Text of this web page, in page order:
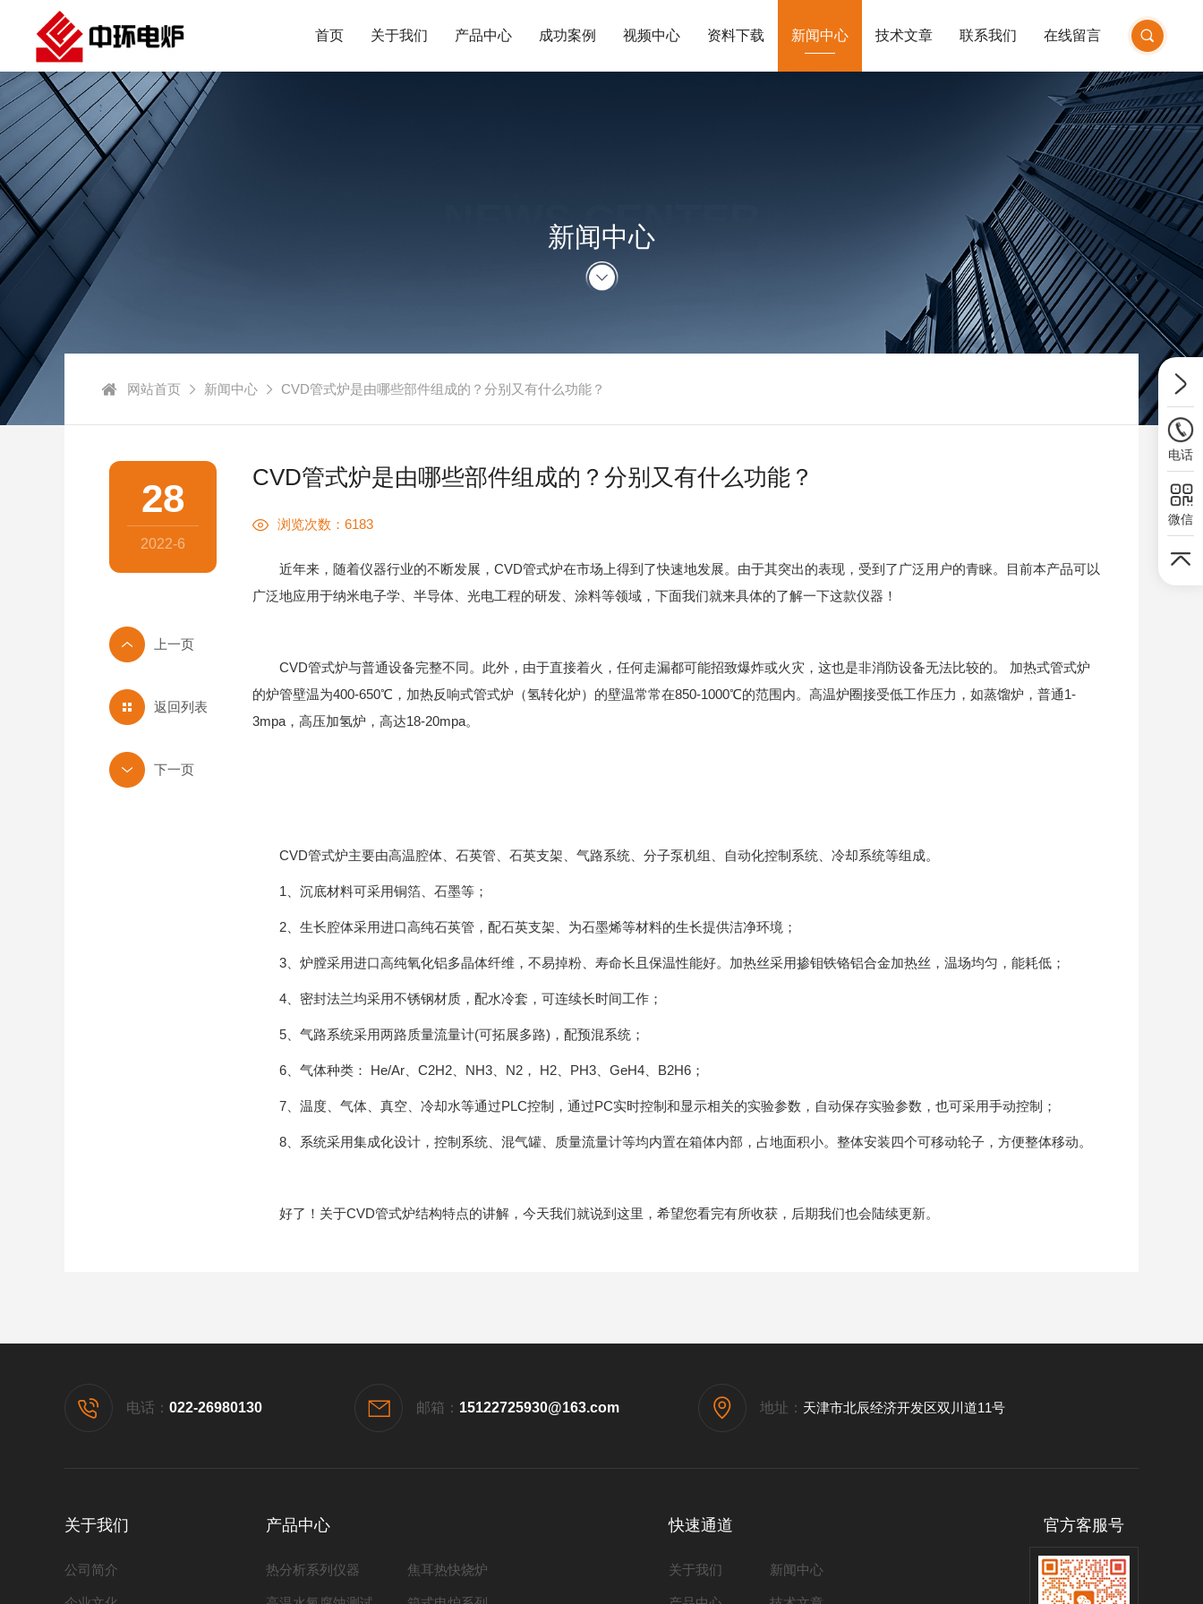
首页 关于我们 产品中心 成功案例 视频中心 资料下载 新闻中心 技术文章 联系我们 在线留言
NEWS CENTER
新闻中心
网站首页 新闻中心 CVD管式炉是由哪些部件组成的？分别又有什么功能？
CVD管式炉是由哪些部件组成的？分别又有什么功能？
浏览次数：6183
近年来，随着仪器行业的不断发展，CVD管式炉在市场上得到了快速地发展。由于其突出的表现，受到了广泛用户的青睐。目前本产品可以
广泛地应用于纳米电子学、半导体、光电工程的研发、涂料等领域，下面我们就来具体的了解一下这款仪器！
CVD管式炉与普通设备完整不同。此外，由于直接着火，任何走漏都可能招致爆炸或火灾，这也是非消防设备无法比较的。 加热式管式炉
的炉管壁温为400-650℃，加热反响式管式炉（氢转化炉）的壁温常常在850-1000℃的范围内。高温炉圈接受低工作压力，如蒸馏炉，普通1-
3mpa，高压加氢炉，高达18-20mpa。
CVD管式炉主要由高温腔体、石英管、石英支架、气路系统、分子泵机组、自动化控制系统、冷却系统等组成。
1、沉底材料可采用铜箔、石墨等；
2、生长腔体采用进口高纯石英管，配石英支架、为石墨烯等材料的生长提供洁净环境；
3、炉膛采用进口高纯氧化铝多晶体纤维，不易掉粉、寿命长且保温性能好。加热丝采用掺钼铁铬铝合金加热丝，温场均匀，能耗低；
4、密封法兰均采用不锈钢材质，配水冷套，可连续长时间工作；
5、气路系统采用两路质量流量计(可拓展多路)，配预混系统；
6、气体种类： He/Ar、C2H2、NH3、N2， H2、PH3、GeH4、B2H6；
7、温度、气体、真空、冷却水等通过PLC控制，通过PC实时控制和显示相关的实验参数，自动保存实验参数，也可采用手动控制；
8、系统采用集成化设计，控制系统、混气罐、质量流量计等均内置在箱体内部，占地面积小。整体安装四个可移动轮子，方便整体移动。
好了！关于CVD管式炉结构特点的讲解，今天我们就说到这里，希望您看完有所收获，后期我们也会陆续更新。
28
2022-6
返回列表
电话： 022-26980130 邮箱： 15122725930@163.com 地址： 天津市北辰经济开发区双川道11号
关于我们
公司简介
产品中心
热分析系列仪器 焦耳热快烧炉
快速通道
关于我们 新闻中心
官方客服号
电话
微信